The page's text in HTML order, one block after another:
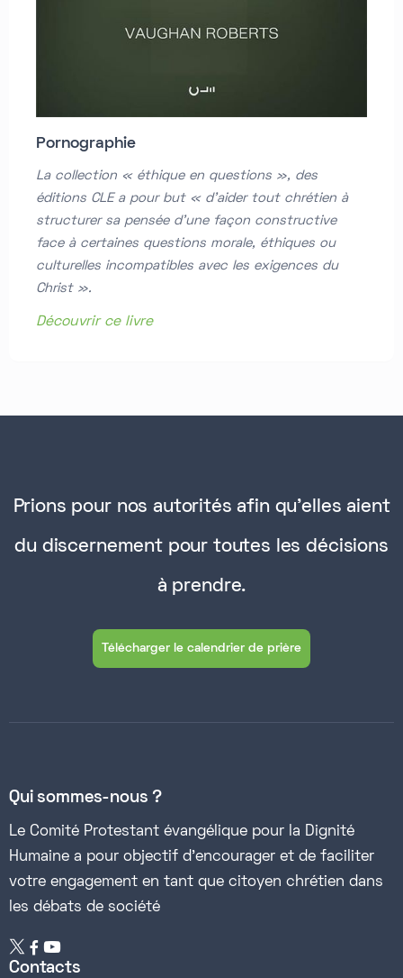
Pornographie
La collection « éthique en questions », des
éditions CLE a pour but « d’aider tout chrétien à
structurer sa pensée d’une façon constructive
face à certaines questions morale, éthiques ou
culturelles incompatibles avec les exigences du
Christ ».
Découvrir ce livre
Prions pour nos autorités afin qu'elles aient
du discernement pour toutes les décisions
à prendre.
Télécharger le calendrier de prière
Qui sommes-nous ?
Le Comité Protestant évangélique pour la Dignité
Humaine a pour objectif d’encourager et de faciliter
votre engagement en tant que citoyen chrétien dans
les débats de société
 
Contacts